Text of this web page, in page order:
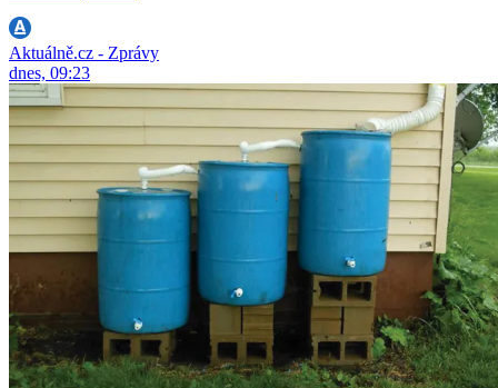
Aktuálně.cz - Zprávy
dnes, 09:23